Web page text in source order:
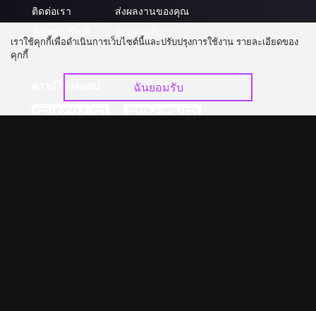
ติดต่อเรา
ส่งผลงานของคุณ
เราใช้คุกกี้เพื่อดำเนินการเว็บไซต์นี้และปรับปรุงการใช้งาน รายละเอียดของ
คุกกี้
ฉันยอมรับ